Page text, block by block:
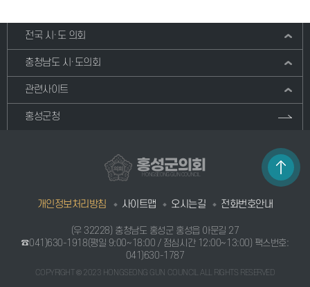
전국 시·도 의회
충청남도 시·도의회
관련사이트
홍성군청
홍성군의회
HONGSEONG GUN COUNCIL
개인정보처리방침 사이트맵 오시는길 전화번호안내
(우 32228) 충청남도 홍성군 홍성읍 아문길 27
☎041)630-1918(평일 9:00~18:00 / 점심시간 12:00~13:00) 팩스번호:
041)630-1787
COPYRIGHT © 2023 HONGSEONG GUN COUNCIL ALL RIGHTS RESERVED